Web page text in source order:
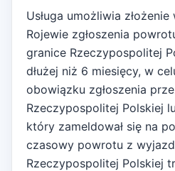
Usługa umożliwia
Rojewie zgłoszenia
granice Rzeczypospolitej
dłużej niż 6 miesięcy, w
obowiązku zgłoszenia
Rzeczypospolitej Polskiej
który zameldował się na
czasowy powrotu z
Rzeczypospolitej Polskiej